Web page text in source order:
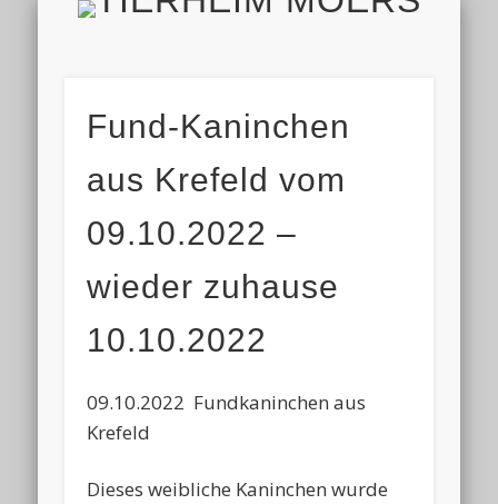
HOME
AKTUELL
ALLE TIERE
HELFEN
TIERHEIM & VEREIN
VIELEN DANK!
IMPRESSUM & DATENSCHUTZ
FINDEFIX
Fund-Kaninchen
aus Krefeld vom
09.10.2022 –
wieder zuhause
10.10.2022
09.10.2022 Fundkaninchen aus
Krefeld
Dieses weibliche Kaninchen wurde